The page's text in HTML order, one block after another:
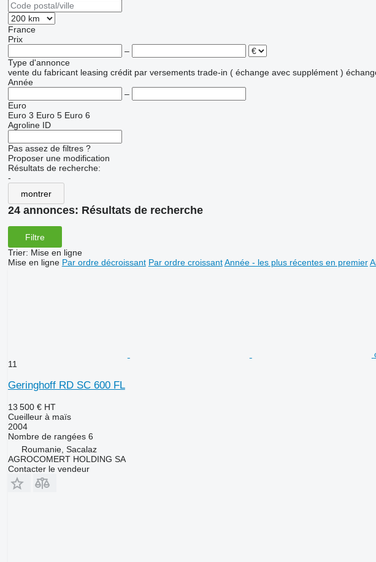
France
Prix
–
Type d'annonce
vente du fabricant leasing crédit par versements trade-in ( échange avec supplément )
Année
–
Euro
Euro 3 Euro 5 Euro 6
Agroline ID
Pas assez de filtres ?
Proposer une modification
Résultats de recherche:
-
montrer
24 annonces: Résultats de recherche
Filtre
Trier: Mise en ligne
Mise en ligne Par ordre décroissant Par ordre croissant Année - les plus récentes en premier
11
Geringhoff RD SC 600 FL
13 500 € HT
Cueilleur à maïs
2004
Nombre de rangées 6
Roumanie, Sacalaz
AGROCOMERT HOLDING SA
Contacter le vendeur